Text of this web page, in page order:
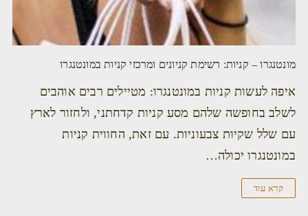
מונטנגרו – קניות: רשימת קניונים ומרכזי קניות במונטנגרו
איפה לעשות קניות במונטנגרו: מטיילים רבים אוהבים
לשלב בחופשה שלהם מסע קניות קדחתני, ולחזור לארץ
עם שלל שקיות צבעוניות. עם זאת, החווית קניות
במונטנגרו יכולה…
קרא עוד